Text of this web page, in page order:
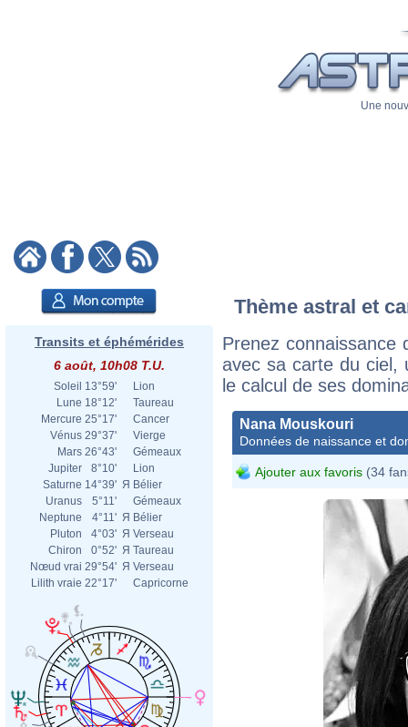
Une
Transits et éphémérides
6 août, 10h08 T.U.
Soleil 13°59'
Lion
Lune 18°12'
Taureau
Mercure 25°17'
Cancer
Vénus 29°37'
Vierge
Mars 26°43'
Gémeaux
Jupiter
8°10'
Lion
Saturne 14°39' Я Bélier
Uranus
5°11'
Gémeaux
Neptune
4°11' Я Bélier
Pluton
4°03' Я Verseau
Chiron
0°52' Я Taureau
Nœud vrai 29°54' Я Verseau
Lilith vraie 22°17' Capricorne
Thème astral et
Prenez connaissance
avec sa carte du ciel,
le calcul de ses
Nana Mouskouri
Données de naissance et
Ajouter aux favoris (34